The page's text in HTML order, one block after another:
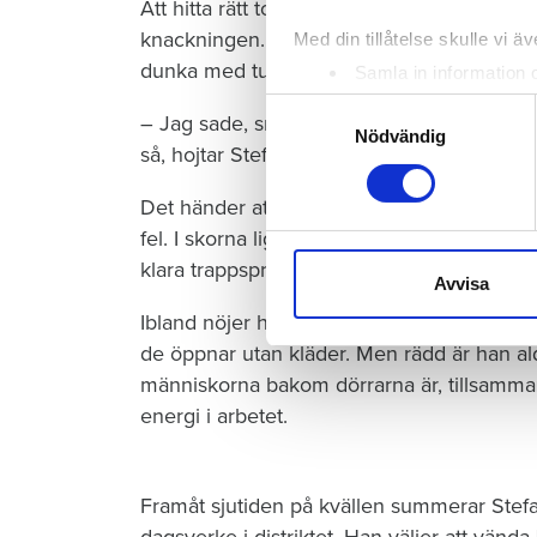
Med din tillåtelse skulle vi
Samla in information
Identifiera din enhet
Ta reda på mer om hur
eller dra tillbaka ditt
sociala medier och
till de sociala medier och
Nödvändig
Avvisa
Att hitta rätt ton är viktigt när allt avgörs
knackningen. Stefans lätta lilla virvel är
dunka med tunga, långsamma slag innan
– Jag sade, snälla du, det är inte Döden
så, hojtar Stefan över axeln med siktet
Det händer att han blir inbjuden. Oftast
fel. I skorna ligger formgjutna inlägg,
klara trappspringet.
Ibland nöjer han sig med att lämna sitt
de öppnar utan kläder. Men rädd är han
människorna bakom dörrarna är,
energi i arbetet.
Framåt sjutiden på kvällen summerar